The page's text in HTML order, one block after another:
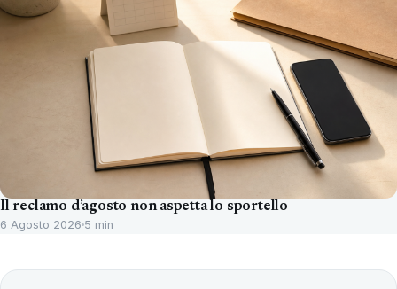
Il reclamo d’agosto non aspetta lo sportello
6 Agosto 2026 5 min